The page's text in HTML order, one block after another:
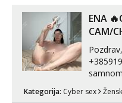
ENA
CAM/
Pozdrav, Javi se porukom na br.
samnom. WhatsApp
Kategorija: Cyber sex